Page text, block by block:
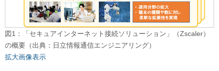
図1：「セキュアインターネット接続ソリューション」（Zscaler）
の概要（出典：日立情報通信エンジニアリング）
拡大画像表示